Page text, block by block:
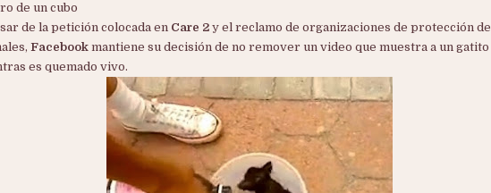
de un cubo
de la petición colocada en Care 2 y el reclamo de organizaciones de protección de
Facebook mantiene su decisión de no remover un video que muestra a un gatito
es quemado vivo.